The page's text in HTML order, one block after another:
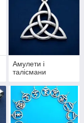
Амулети і
талісмани